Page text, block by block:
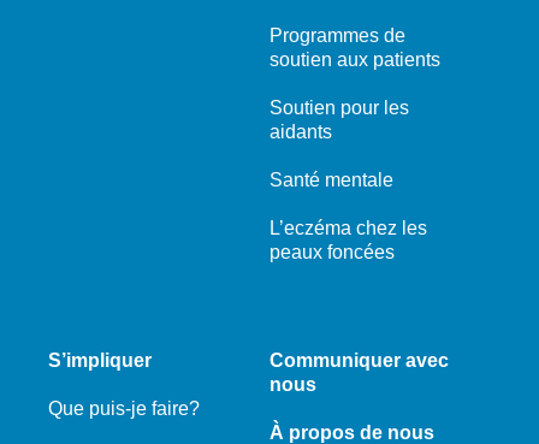
Programmes de
soutien aux patients
Soutien pour les
aidants
Santé mentale
L’eczéma chez les
peaux foncées
S’impliquer
Que puis-je faire?
Communiquer avec
nous
À propos de nous